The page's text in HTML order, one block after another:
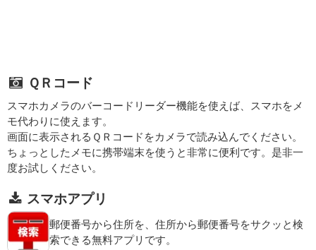
ＱＲコード
スマホカメラのバーコードリーダー機能を使えば、スマホをメ
モ代わりに使えます。
画面に表示されるＱＲコードをカメラで読み込んでください。
ちょっとしたメモに携帯端末を使うと非常に便利です。是非一
度お試しください。
スマホアプリ
郵便番号から住所を、住所から郵便番号をサクッと検
索できる無料アプリです。